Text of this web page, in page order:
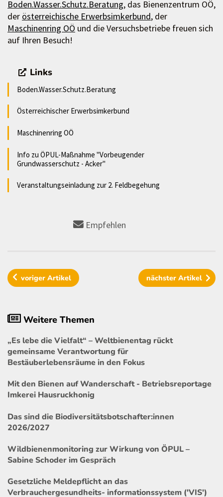
Boden.Wasser.Schutz.Beratung, das Bienenzentrum OÖ,
der österreichische Erwerbsimkerbund, der
Maschinenring OÖ und die Versuchsbetriebe freuen sich
auf Ihren Besuch!
Links
Boden.Wasser.Schutz.Beratung
Österreichischer Erwerbsimkerbund
Maschinenring OÖ
Info zu ÖPUL-Maßnahme "Vorbeugender
Grundwasserschutz - Acker"
Veranstaltungseinladung zur 2. Feldbegehung
Empfehlen
vorigerArtikel nächster Artikel
Weitere Themen
„Es lebe die Vielfalt“ – Weltbienentag rückt
gemeinsame Verantwortung für
Bestäuberlebensräume in den Fokus
Mit den Bienen auf Wanderschaft - Betriebsreportage
Imkerei Hausruckhonig
Das sind die Biodiversitätsbotschafter:innen
2026/2027
Wildbienenmonitoring zur Wirkung von ÖPUL –
Sabine Schoder im Gespräch
Gesetzliche Meldepflicht an das
Verbrauchergesundheits- informationssystem ('VIS')